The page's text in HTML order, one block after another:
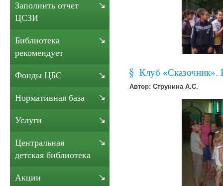
Клуб «Сказочник».
Автор: Струнина А.С.
Заполнить отчет
ЦСЗИ
Библиотека
рекомендует
Фонды ЦБС
Нормативная база
Услуги
Центральная
детская библиотека
Акции